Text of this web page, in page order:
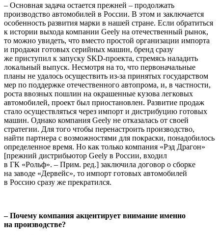
– Основная задача остается прежней – продолжать
производство автомобилей в России. В этом и заключается
особенность развития марки в нашей стране. Если обратиться
к истории выхода компании Geely на отечественный рынок,
то можно увидеть, что вместо простой организации импорта
и продажи готовых серийных машин, бренд сразу
же приступил к запуску SKD-проекта, стремясь наладить
локальный выпуск. Несмотря на то, что первоначальные
планы не удалось осуществить из-за принятых государством
мер по поддержке отечественного автопрома, и, в частности,
роста ввозных пошлин на окрашенные кузова легковых
автомобилей, проект был приостановлен. Развитие продаж
стало осуществляться через импорт и дистрибуцию готовых
машин. Однако компания Geely не отказалась от своей
стратегии. Для того чтобы перенастроить производство,
найти партнера с возможностями для покраски, понадобилось
определенное время. Но как только компания «Рэд Драгон»
[прежний дистрибьютор Geely в России, входил
в ГК «Рольф». – Прим. ред.] заключила договор о сборке
на заводе «Дервейс», то импорт готовых автомобилей
в Россию сразу же прекратился.
– Почему компания акцентирует внимание именно
на производстве?